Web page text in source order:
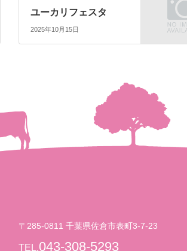
ユーカリフェスタ
2025年10月15日
〒285-0811 千葉県佐倉市表町3-7-23
TEL.043-308-5293